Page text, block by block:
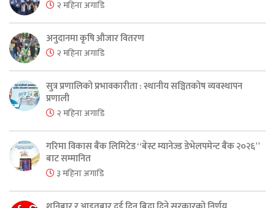
२ महिना अगाडि
अनुदानमा कृषि औजार वितरण
२ महिना अगाडि
सुत्र प्रणालिको प्रभावकारीता : स्थानीय सञ्चितकोष व्यवस्थापन
प्रणाली
२ महिना अगाडि
गरिमा विकास बैंक लिमिटेड “बेस्ट म्यानेज्ड डेभेलपमेन्ट बैंक २०२६”
बाट सम्मानित
३ महिना अगाडि